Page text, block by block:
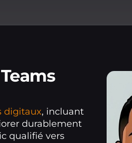
digitaux, incluant
durablement
qualifié vers